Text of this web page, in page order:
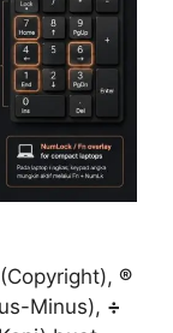
(Copyright), ®
Minus), ÷